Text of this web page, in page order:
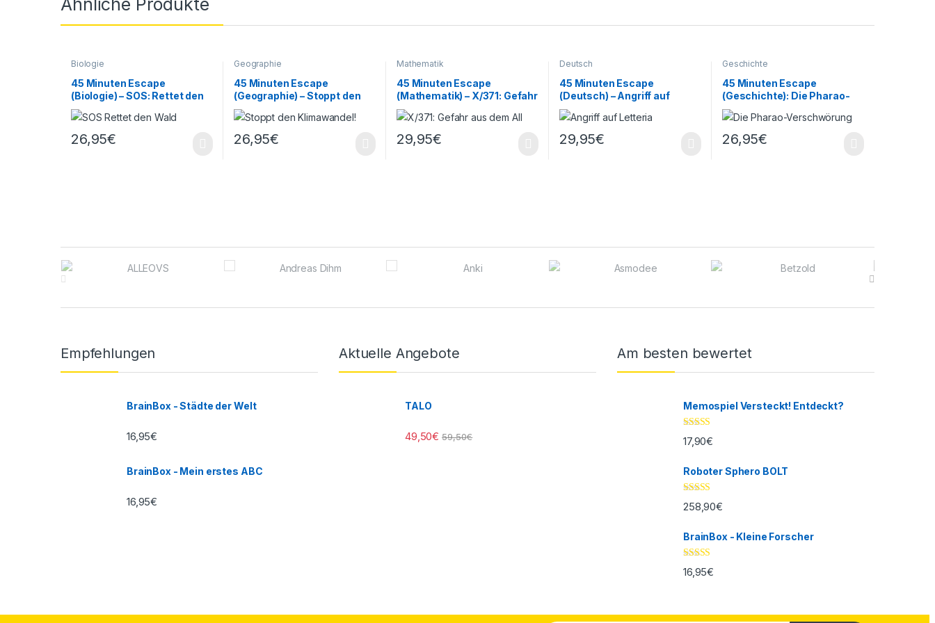
Ähnliche Produkte
Biologie
45 Minuten Escape
(Biologie) – SOS: Rettet den
Wald!
26,95€
Geographie
45 Minuten Escape
(Geographie) – Stoppt den
Klimawandel!
26,95€
Mathematik
45 Minuten Escape
(Mathematik) – X/371: Gefahr
aus dem All
29,95€
Deutsch
45 Minuten Escape
(Deutsch) – Angriff auf
Letteria
29,95€
Geschichte
45 Minuten Escape
(Geschichte): Die Pharao-
Verschwörung
26,95€
Brands Carousel
Empfehlungen
BrainBox - Städte der Welt
16,95€
BrainBox - Mein erstes ABC
16,95€
Aktuelle Angebote
TALO
49,50€ 59,50€
Am besten bewertet
Memospiel Versteckt! Entdeckt?
Bewertet mit
5.00von 5
17,90€
Roboter Sphero BOLT
Bewertet mit
5.00von 5
258,90€
BrainBox - Kleine Forscher
Bewertet mit
5.00von 5
16,95€